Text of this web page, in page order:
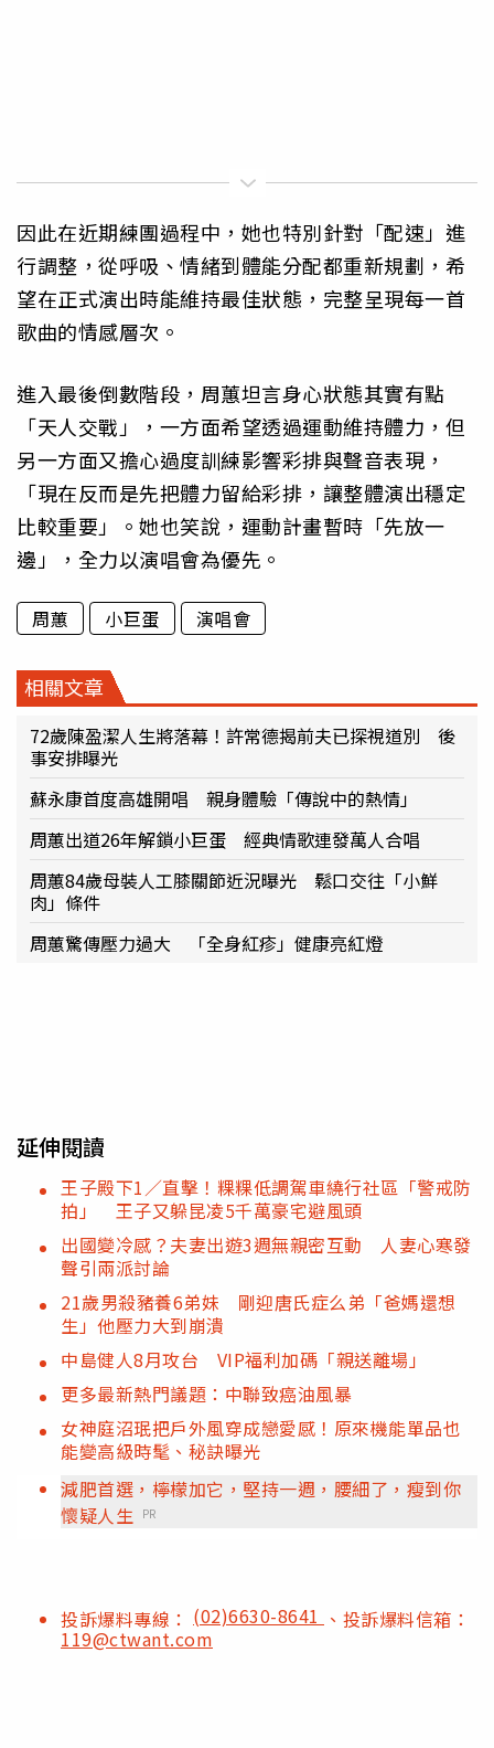
因此在近期練團過程中，她也特別針對「配速」進
行調整，從呼吸、情緒到體能分配都重新規劃，希
望在正式演出時能維持最佳狀態，完整呈現每一首
歌曲的情感層次。
進入最後倒數階段，周蕙坦言身心狀態其實有點
「天人交戰」，一方面希望透過運動維持體力，但
另一方面又擔心過度訓練影響彩排與聲音表現，
「現在反而是先把體力留給彩排，讓整體演出穩定
比較重要」。她也笑說，運動計畫暫時「先放一
邊」，全力以演唱會為優先。
周蕙 小巨蛋 演唱會
相關文章
72歲陳盈潔人生將落幕！許常德揭前夫已探視道別 後
事安排曝光
蘇永康首度高雄開唱 親身體驗「傳說中的熱情」
周蕙出道26年解鎖小巨蛋 經典情歌連發萬人合唱
周蕙84歲母裝人工膝關節近況曝光 鬆口交往「小鮮
肉」條件
周蕙驚傳壓力過大 「全身紅疹」健康亮紅燈
延伸閱讀
王子殿下1／直擊！粿粿低調駕車繞行社區「警戒防
拍」 王子又躲昆凌5千萬豪宅避風頭
出國變冷感？夫妻出遊3週無親密互動 人妻心寒發
聲引兩派討論
21歲男殺豬養6弟妹 剛迎唐氏症么弟「爸媽還想
生」他壓力大到崩潰
中島健人8月攻台 VIP福利加碼「親送離場」
更多最新熱門議題：中聯致癌油風暴
女神庭沼珉把戶外風穿成戀愛感！原來機能單品也
能變高級時髦、秘訣曝光
減肥首選，檸檬加它，堅持一週，腰細了，瘦到你
懷疑人生
PR
投訴爆料專線： (02)6630-8641 、投訴爆料信箱：
119@ctwant.com